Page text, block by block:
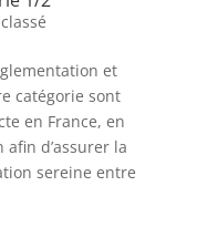
et
catégorie sont
en France, en
d’assurer la
sereine entre